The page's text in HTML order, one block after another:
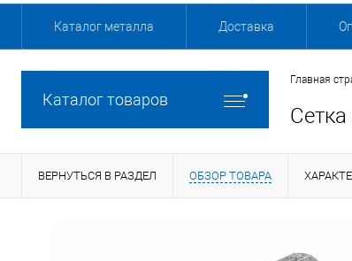
Каталог металла Доставка
Каталог товаров
Главная
ВЕРНУТЬСЯ В РАЗДЕЛ ОБЗОР ТОВАРА